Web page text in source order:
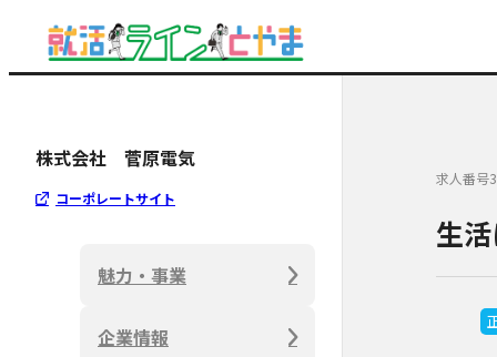
株式会社 菅原電気
コーポレートサイト
魅力・事業
企業情報
求人番号
生